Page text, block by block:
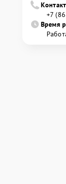
+7
Время